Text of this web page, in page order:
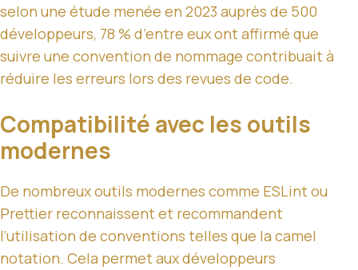
selon une étude menée en 2023 auprès de 500
développeurs, 78 % d’entre eux ont affirmé que
suivre une convention de nommage contribuait à
réduire les erreurs lors des revues de code.
Compatibilité avec les outils
modernes
De nombreux outils modernes comme ESLint ou
Prettier reconnaissent et recommandent
l’utilisation de conventions telles que la camel
notation. Cela permet aux développeurs